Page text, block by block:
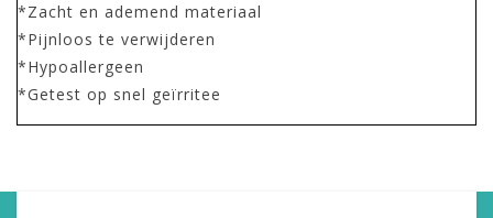
*Zacht en ademend materiaal
*Pijnloos te verwijderen
*Hypoallergeen
*Getest op snel geïrritee